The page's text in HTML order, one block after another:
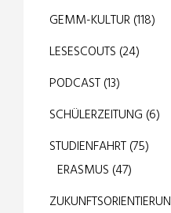
GEMM-KULTUR(118)
LESESCOUTS (24)
PODCAST(13)
SCHÜLERZEITUNG (6)
STUDIENFAHRT(75)
ERASMUS (47)